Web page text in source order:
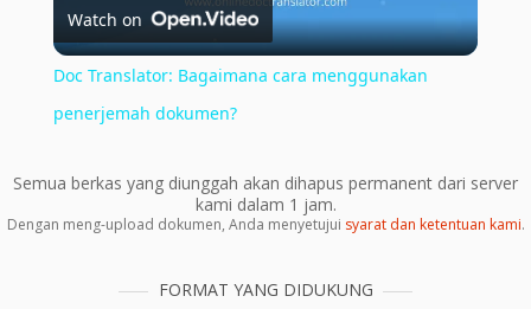
Video
Watch on
Doc Translator: Bagaimana cara menggunakan
penerjemah dokumen?
Semua berkas yang diunggah akan dihapus permanent dari server
kami dalam 1 jam.
Dengan meng-upload dokumen, Anda menyetujui syarat dan ketentuan kami.
FORMAT YANG DIDUKUNG